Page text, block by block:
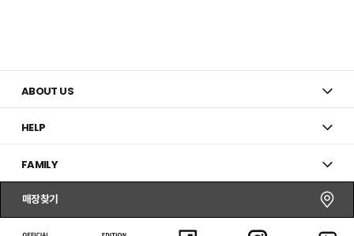
ABOUT US
HELP
FAMILY
매장찾기